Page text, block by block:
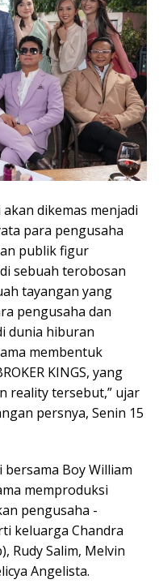
dikemas menjadi
para pengusaha
publik figur
sebuah terobosan
tayangan yang
pengusaha dan
dunia hiburan
membentuk
KINGS, yang
reality tersebut,” ujar
persnya, Senin 15
bersama Boy William
memproduksi
pengusaha -
keluarga Chandra
Rudy Salim, Melvin
Angelista.